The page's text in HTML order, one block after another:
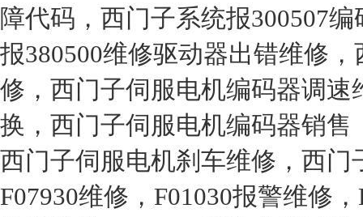
障代码，西门子系统报300507
报380500维修驱动器出错维修
修，西门子伺服电机编码器调
换，西门子伺服电机编码器销
西门子伺服电机刹车维修，西
F07930维修，F01030报警维修